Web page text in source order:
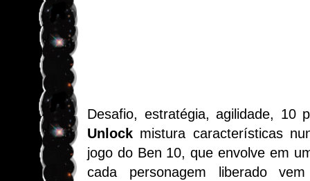
Desafio, estratégia, agilidade, 10
Unlock mistura características
jogo do Ben 10, que envolve em
cada personagem liberado